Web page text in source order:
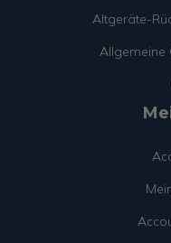
Altgeräte-
Allgemeine